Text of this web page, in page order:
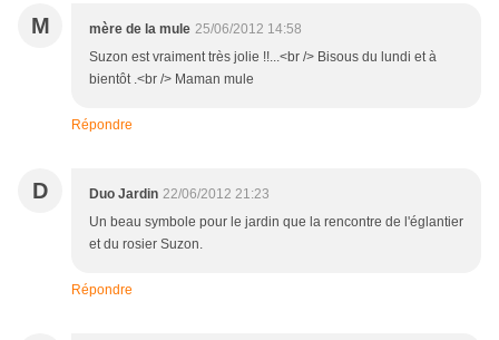
M mère de la mule 25/06/2012 14:58
Suzon est vraiment très jolie !!...<br /> Bisous du lundi et à
bientôt .<br /> Maman mule
Répondre
D Duo Jardin 22/06/2012 21:23
Un beau symbole pour le jardin que la rencontre de l'églantier
et du rosier Suzon.
Répondre